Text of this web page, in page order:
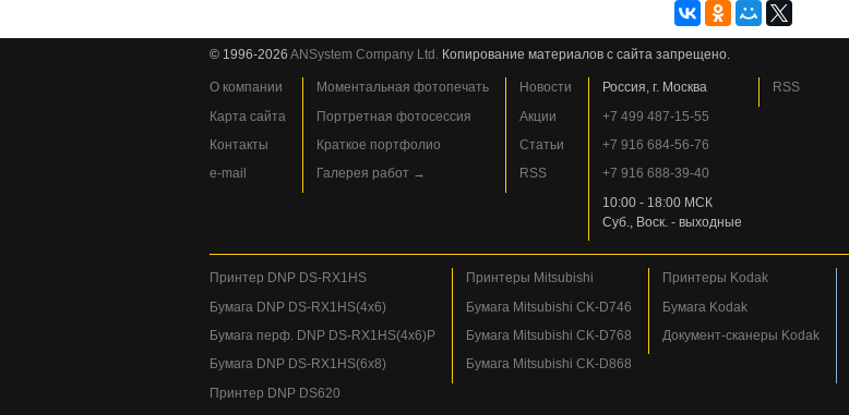
© 1996-2026 ANSystem Company Ltd. Копирование материалов с сайта запрещено.
О компании
Карта сайта
Контакты
e-mail
Моментальная фотопечать
Портретная фотосессия
Краткое портфолио
Галерея работ →
Новости
Акции
Статьи
RSS
Россия, г. Москва
+7 499 487-15-55
+7 916 684-56-76
+7 916 688-39-40
10:00 - 18:00 МСК
Суб., Воск. - выходные
RSS
Принтер DNP DS-RX1HS
Бумага DNP DS-RX1HS(4x6)
Бумага перф. DNP DS-RX1HS(4x6)P
Бумага DNP DS-RX1HS(6x8)
Принтер DNP DS620
Принтеры Mitsubishi
Бумага Mitsubishi CK-D746
Бумага Mitsubishi CK-D768
Бумага Mitsubishi CK-D868
Принтеры Kodak
Бумага Kodak
Документ-сканеры Kodak